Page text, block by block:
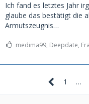
Ich fand es letztes Jahr
glaube das bestätigt die
Armutszeugnis…
medima99, Deepdate,
1 …